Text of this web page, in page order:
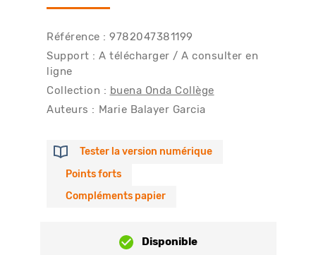
Référence : 9782047381199
Support : A télécharger / A consulter en
ligne
Collection : buena Onda Collège
Auteurs : Marie Balayer Garcia
Tester la version numérique
Points forts
Compléments papier
Disponible